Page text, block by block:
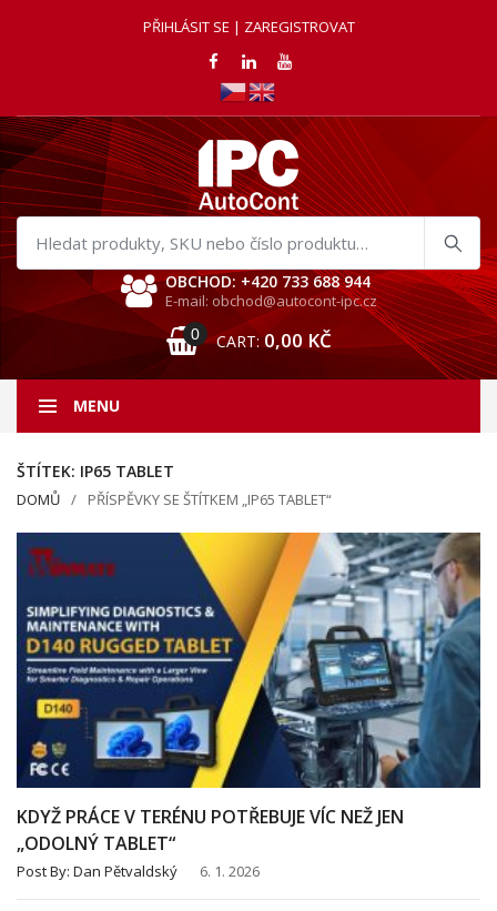
PŘIHLÁSIT SE | ZAREGISTROVAT
Hledat
produkty
OBCHOD: +420 733 688 944
E-mail: obchod@autocont-ipc.cz
0 CART: 0,00 KČ
MENU
ŠTÍTEK: IP65 TABLET
DOMŮ PŘÍSPĚVKY SE ŠTÍTKEM „IP65 TABLET“
KDYŽ PRÁCE V TERÉNU POTŘEBUJE VÍC NEŽ JEN
„ODOLNÝ TABLET“
Post By: Dan Pětvaldský 6. 1. 2026